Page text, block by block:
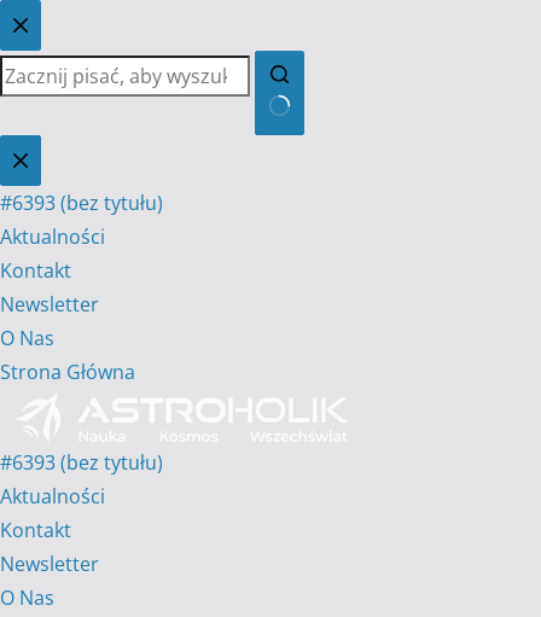
Przejdź
do
treści
Brak
wyników
#6393 (bez tytułu)
Aktualności
Kontakt
Newsletter
O Nas
Strona Główna
#6393 (bez tytułu)
Aktualności
Kontakt
Newsletter
O Nas